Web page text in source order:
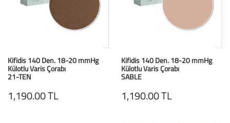
Kifidis 140 Den. 18-20 mmHg
Külotlu Varis Çorabı
21-TEN
1,190.00 TL
Kifidis 140 Den. 18-20 mmHg
Külotlu Varis Çorabı
SABLE
1,190.00 TL